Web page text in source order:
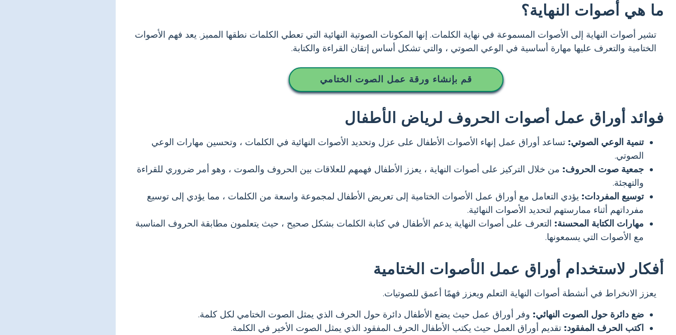
ما هي أصوات النهاية؟
تشير أصوات النهاية إلى الأصوات المسموعة في نهاية الكلمات. إنها المكونات الصوتية النهائية التي تعطي الكلمات نطقها المميز. يعد فهم الأصوات
الختامية والتعرف عليها مهارة أساسية في الوعي الصوتي ، والتي تشكل أساس إتقان القراءة والكتابة.
قم بإنشاء ورقة عمل الصوت الختامي
فوائد أوراق عمل أصوات الحروف لرياض الأطفال
تنمية الوعي الصوتي: تساعد أوراق عمل إنهاء الأصوات الأطفال على عزل وتحديد الأصوات النهائية في الكلمات ، وتحسين مهارات الوعي
الصوتي.
جمعية صوت الحروف: من خلال التركيز على أصوات النهاية ، يعزز الأطفال فهمهم للعلاقات بين الحروف والصوت ، وهو أمر ضروري للقراءة
والتهجئة.
توسيع المفردات: يؤدي التعامل مع أوراق عمل الأصوات الختامية إلى تعريض الأطفال لمجموعة واسعة من الكلمات ، مما يؤدي إلى توسيع
مفرداتهم أثناء ممارستهم لتحديد الأصوات النهائية.
مهارات الكتابة المحسنة: التعرف على أصوات النهاية يدعم الأطفال في كتابة الكلمات بشكل صحيح ، حيث يتعلمون مطابقة الحروف المناسبة
مع الأصوات التي يسمعونها.
أفكار لاستخدام أوراق عمل الأصوات الختامية
يعزز الانخراط في أنشطة أصوات النهاية التعلم ويعزز فهمًا أعمق للصوتيات.
ضع دائرة حول الصوت النهائي: وفر أوراق عمل حيث يضع الأطفال دائرة حول الحرف الذي يمثل الصوت الختامي لكل كلمة.
اكتب الحرف المفقود: تقديم أوراق العمل حيث يكتب الأطفال الحرف المفقود الذي يمثل الصوت الأخير في الكلمة.